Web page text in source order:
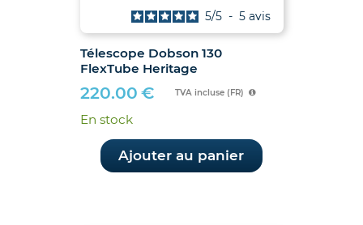
Télescope Dobson 130
FlexTube Heritage
5/5 - 5 avis
220.00 € TVA incluse (FR)
En stock
Ajouter au panier